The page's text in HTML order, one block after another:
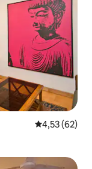
Gemiddelde
4,53 (62)